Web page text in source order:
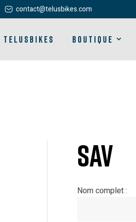
contact@telusbikes.com
TELUSBIKES BOUTIQUE
SAV
Nom complet :